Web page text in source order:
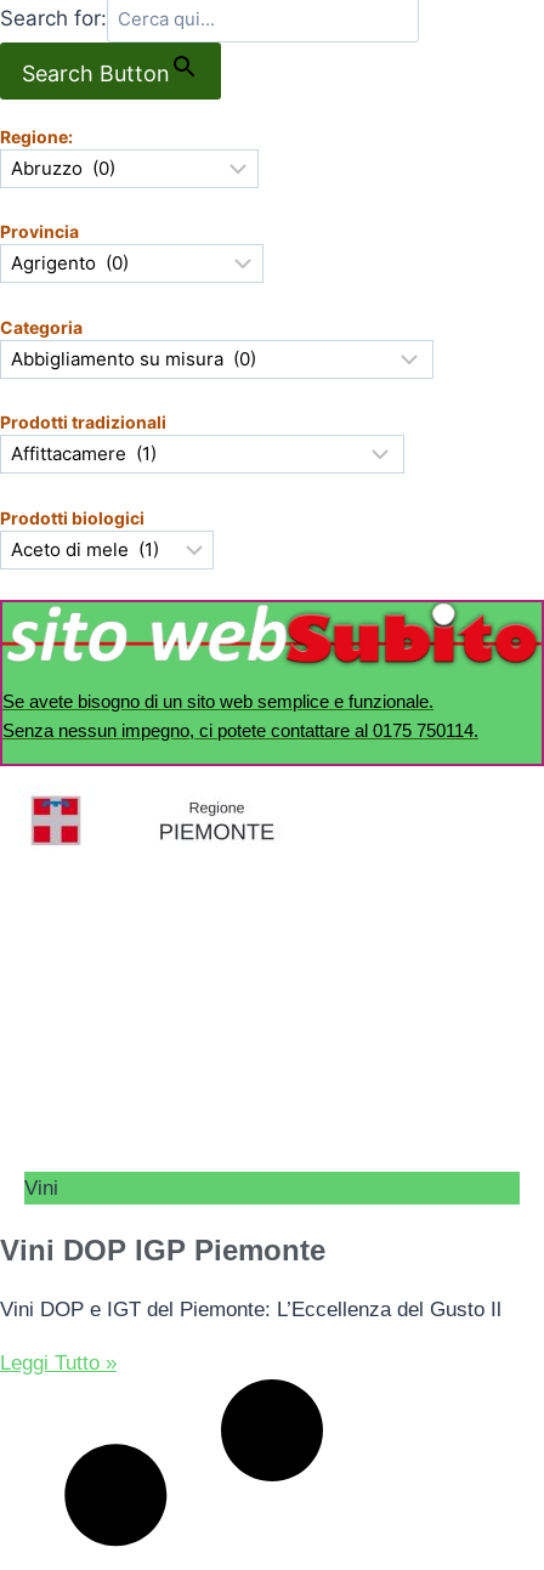
Search for:
Search Button
Regione:
Provincia
Categoria
Prodotti tradizionali
Prodotti biologici
Se avete bisogno di un sito web semplice e funzionale.
Senza nessun impegno, ci potete contattare al 0175 750114.
Vini
Vini DOP IGP Piemonte
Vini DOP e IGT del Piemonte: L’Eccellenza del Gusto Il
Leggi Tutto »